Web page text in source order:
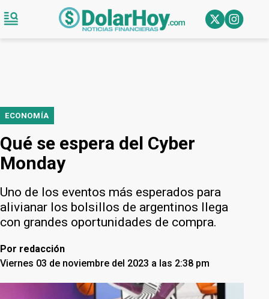
ECONOMÍA
Qué se espera del Cyber
Monday
Uno de los eventos más esperados para
alivianar los bolsillos de argentinos llega
con grandes oportunidades de compra.
Por redacción
Viernes 03 de noviembre del 2023 a las 2:38 pm